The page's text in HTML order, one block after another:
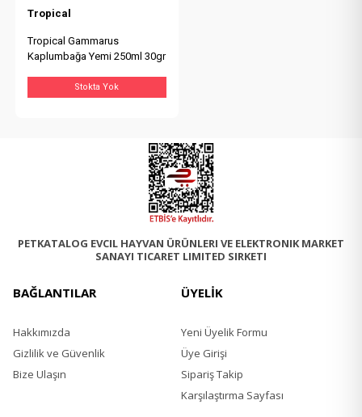
Tropical
Tropical Gammarus
Kaplumbağa Yemi 250ml 30gr
Stokta Yok
PETKATALOG EVCIL HAYVAN ÜRÜNLERI VE ELEKTRONIK MARKET
SANAYI TICARET LIMITED SIRKETI
BAĞLANTILAR
Hakkımızda
Gizlilik ve Güvenlik
Bize Ulaşın
ÜYELİK
Yeni Üyelik Formu
Üye Girişi
Sipariş Takip
Karşılaştırma Sayfası